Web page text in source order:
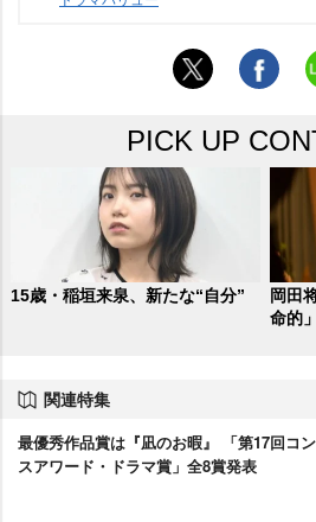
PICK UP
15歳・稲垣来泉、新たな“自分”
岡田
命的」
関連特集
最優秀作品賞は『凪のお暇』 「第17回コ
スアワード・ドラマ賞」全8賞発表